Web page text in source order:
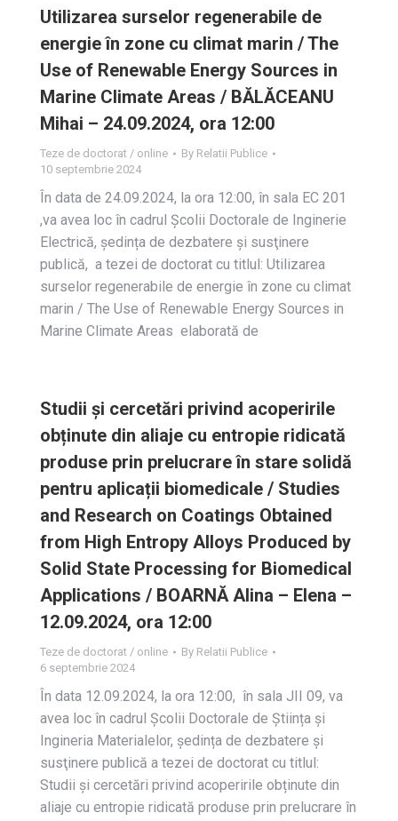
Utilizarea surselor regenerabile de
energie în zone cu climat marin / The
Use of Renewable Energy Sources in
Marine Climate Areas / BĂLĂCEANU
Mihai – 24.09.2024, ora 12:00
Teze de doctorat / online By Relatii Publice
10 septembrie 2024
În data de 24.09.2024, la ora 12:00, în sala EC 201
,va avea loc în cadrul Școlii Doctorale de Inginerie
Electrică, ședința de dezbatere și susţinere
publică, a tezei de doctorat cu titlul: Utilizarea
surselor regenerabile de energie în zone cu climat
marin / The Use of Renewable Energy Sources in
Marine Climate Areas elaborată de
Studii și cercetări privind acoperirile
obținute din aliaje cu entropie ridicată
produse prin prelucrare în stare solidă
pentru aplicații biomedicale / Studies
and Research on Coatings Obtained
from High Entropy Alloys Produced by
Solid State Processing for Biomedical
Applications / BOARNĂ Alina – Elena –
12.09.2024, ora 12:00
Teze de doctorat / online By Relatii Publice
6 septembrie 2024
În data 12.09.2024, la ora 12:00, în sala JII 09, va
avea loc în cadrul Școlii Doctorale de Știința și
Ingineria Materialelor, ședința de dezbatere și
susţinere publică a tezei de doctorat cu titlul:
Studii și cercetări privind acoperirile obținute din
aliaje cu entropie ridicată produse prin prelucrare în